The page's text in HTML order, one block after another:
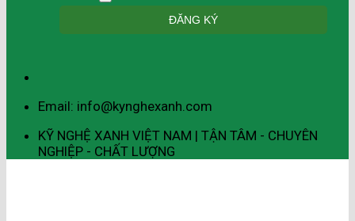
Email: info@kynghexanh.com
KỸ NGHỆ XANH VIỆT NAM | TẬN TÂM - CHUYÊN
NGHIỆP - CHẤT LƯỢNG